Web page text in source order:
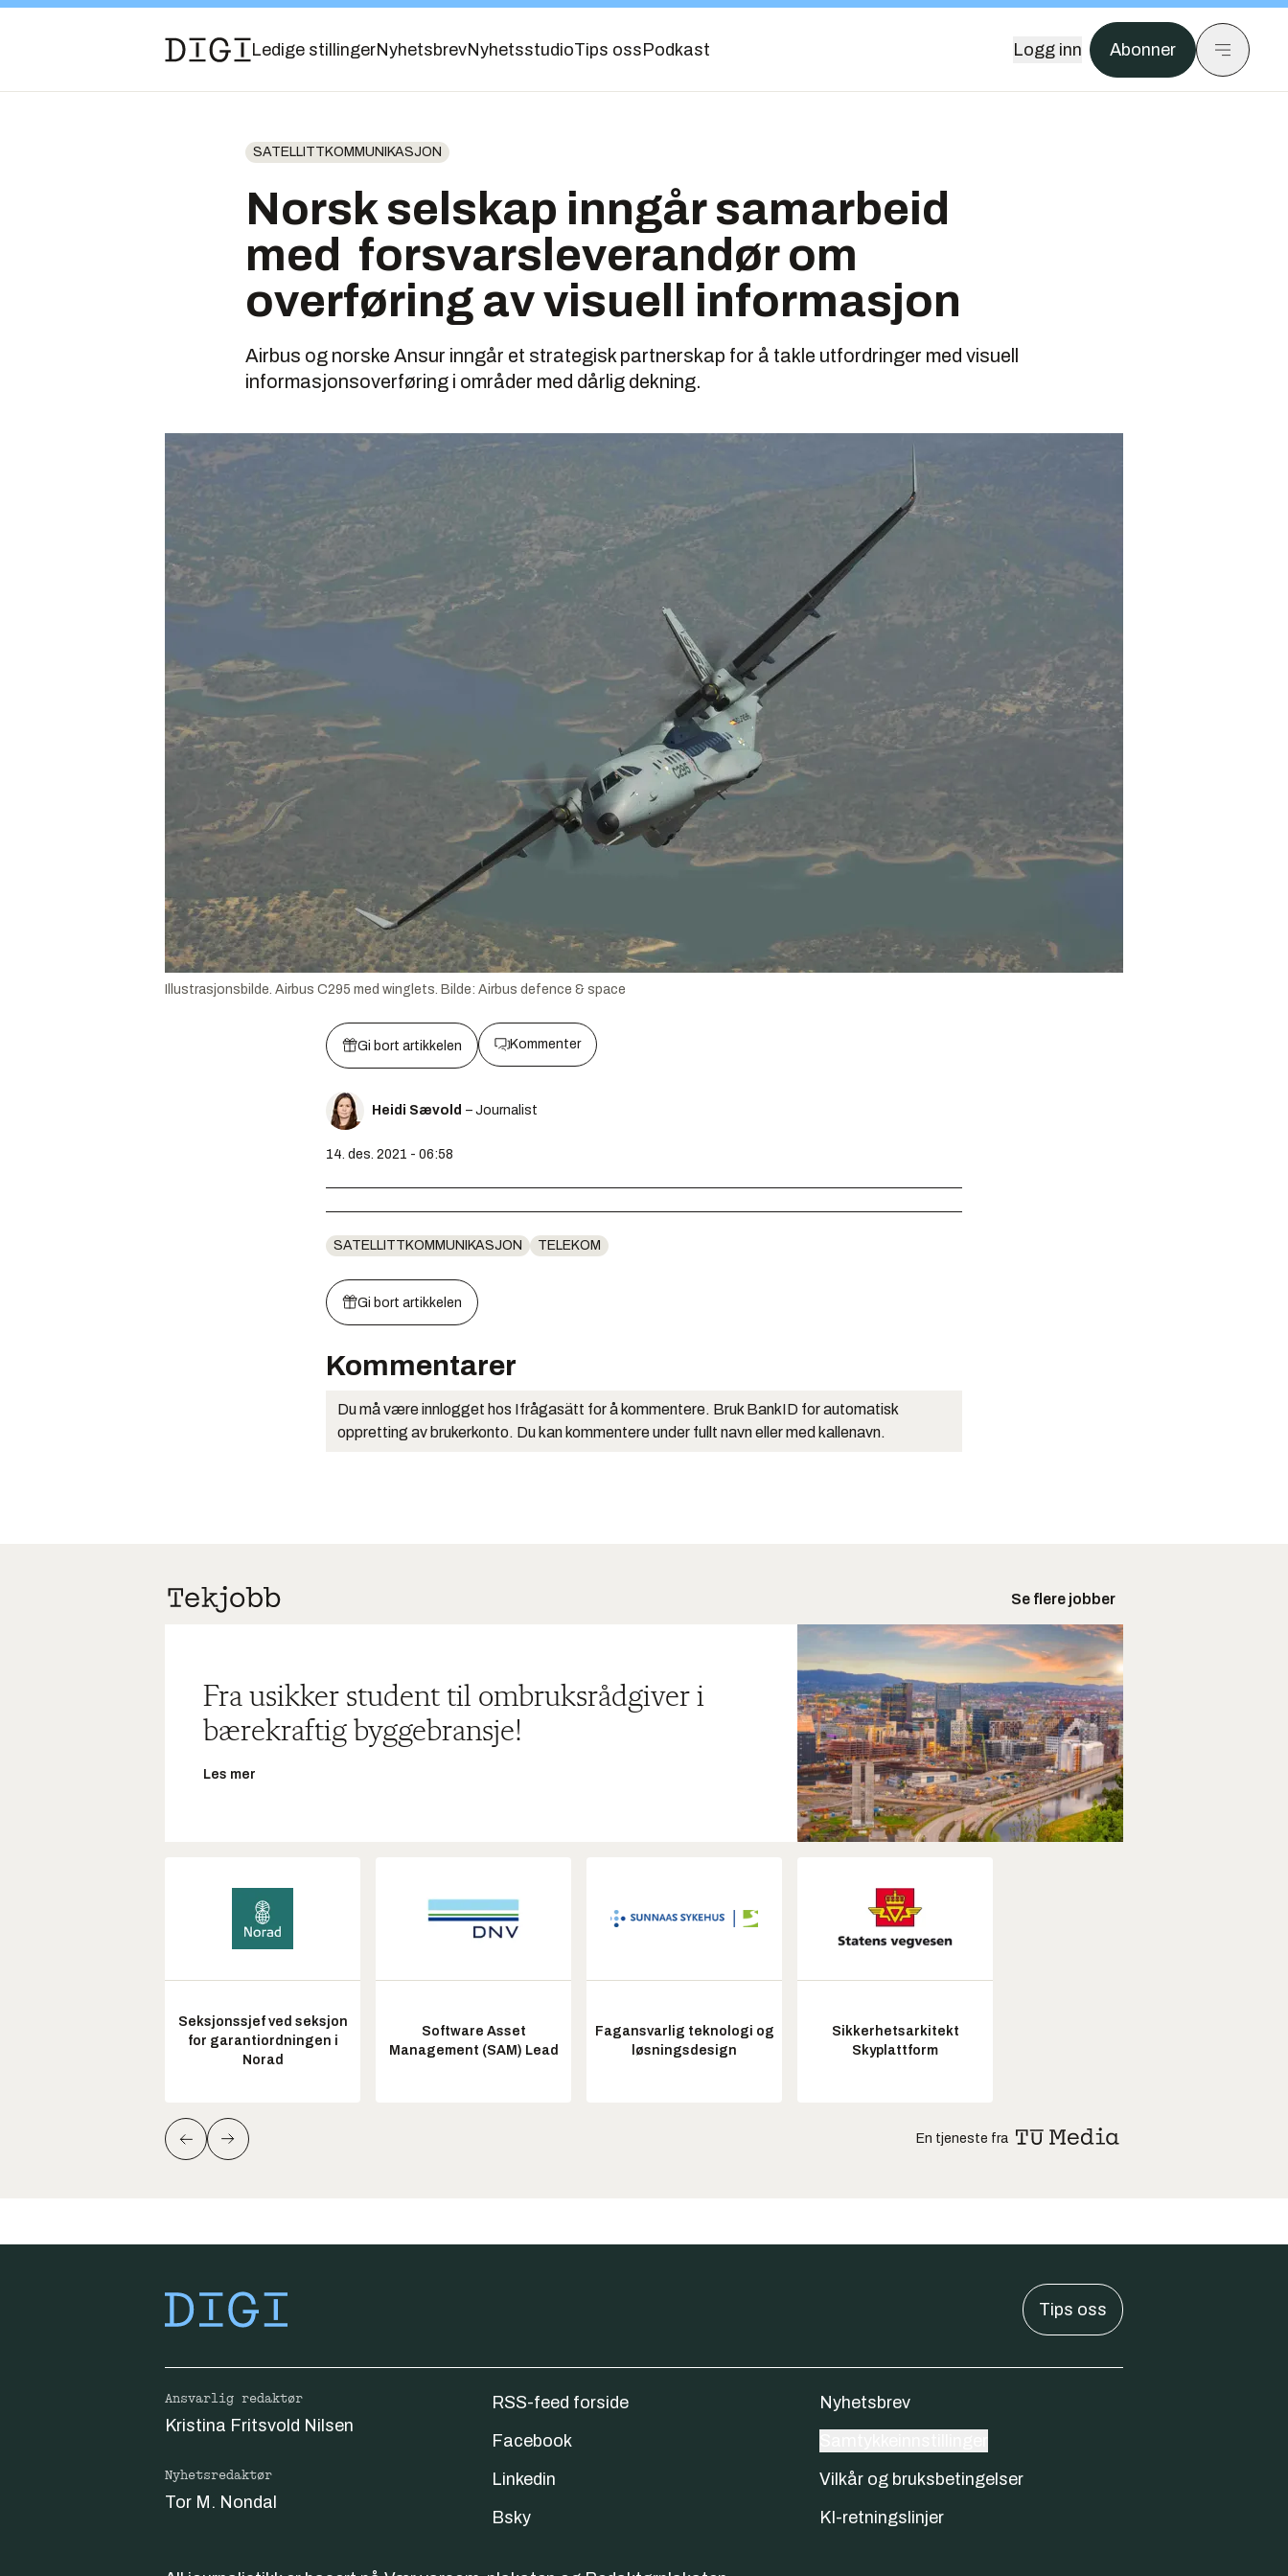
Ledige stillingerNyhetsbrevNyhetsstudioTips oss Podkast Logg inn Abonner
SATELLITTKOMMUNIKASJON
Norsk selskap inngår samarbeid
med forsvarsleverandør om
overføring av visuell informasjon
Airbus og norske Ansur inngår et strategisk partnerskap for å takle utfordringer med visuell
informasjonsoverføring i områder med dårlig dekning.
Illustrasjonsbilde. Airbus C295 med winglets. Bilde: Airbus defence & space
Gi bort artikkelen Kommenter
Heidi Sævold – Journalist
14. des. 2021 - 06:58
SATELLITTKOMMUNIKASJON TELEKOM
Gi bort artikkelen
Kommentarer
Du må være innlogget hos Ifrågasätt for å kommentere. Bruk BankID for automatisk
oppretting av brukerkonto. Du kan kommentere under fullt navn eller med kallenavn.
Se flere jobber
Fra usikker student til ombruksrådgiver i
bærekraftig byggebransje!
Les mer
Seksjonssjef ved seksjon
for garantiordningen i
Norad
Software Asset
Management (SAM) Lead
Fagansvarlig teknologi og
løsningsdesign
Sikkerhetsarkitekt
Skyplattform
En tjeneste fra
Tips oss
Ansvarlig redaktør
Kristina Fritsvold Nilsen
Nyhetsredaktør
Tor M. Nondal
RSS-feed forside
Facebook
Linkedin
Bsky
Nyhetsbrev
Vilkår og bruksbetingelser
KI-retningslinjer